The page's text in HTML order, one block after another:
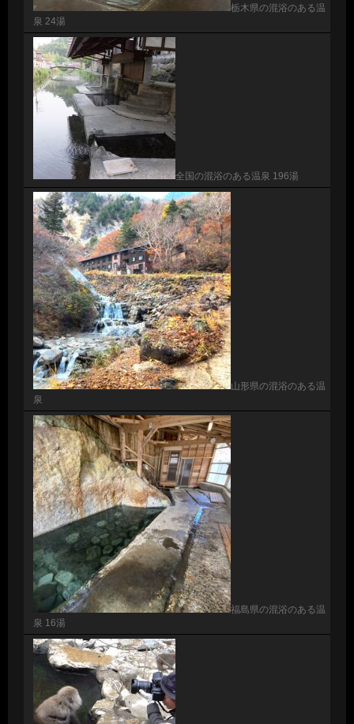
栃木県の混浴のある温
泉 24湯
全国の混浴のある温泉 196湯
山形県の混浴のある温
泉
福島県の混浴のある温
泉 16湯